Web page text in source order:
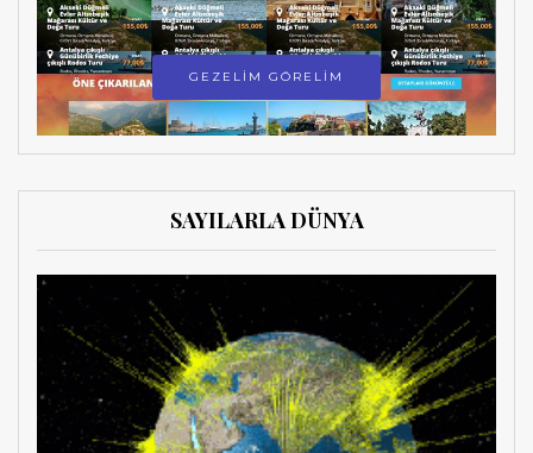
GEZELİM GÖRELİM
SAYILARLA DÜNYA